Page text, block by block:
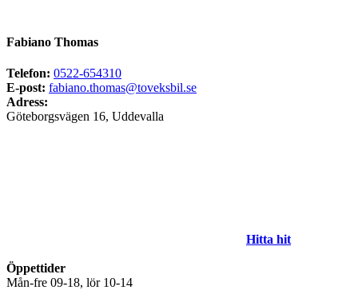
Fabiano Thomas
Telefon: 0522-654310
E-post: fabiano.thomas@toveksbil.se
Adress:
Göteborgsvägen 16, Uddevalla
Hitta hit
Öppettider
Mån-fre 09-18, lör 10-14